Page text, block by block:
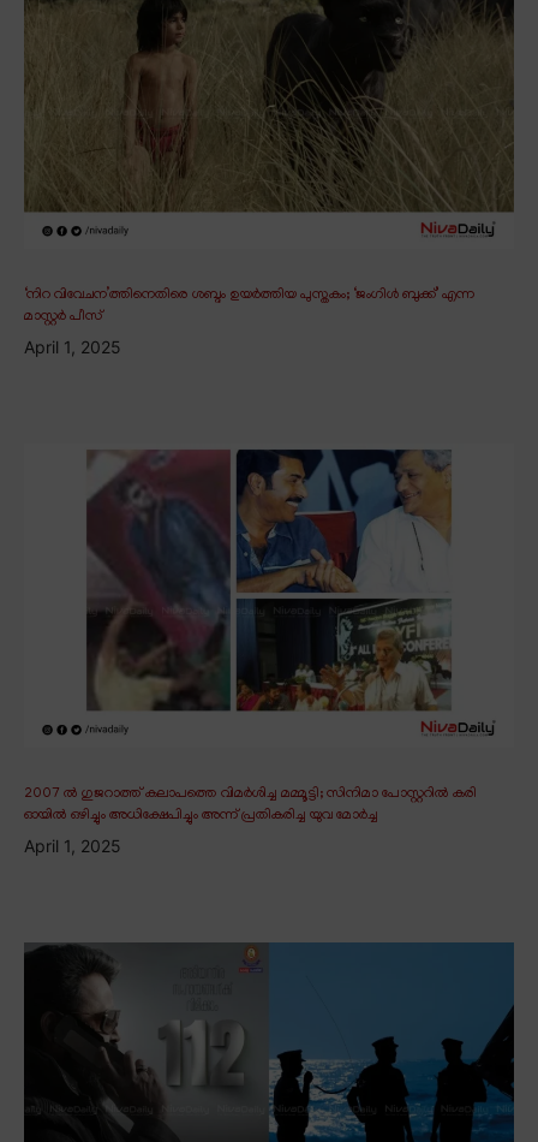
‘നിറ വിവേചന’ത്തിനെതിരെ ശബ്ദം ഉയർത്തിയ പുസ്തകം; ‘ജംഗിൾ ബുക്ക്’ എന്ന
മാസ്റ്റർ പീസ്
April 1, 2025
2007 ൽ ഗുജറാത്ത് കലാപത്തെ വിമർശിച്ച മമ്മൂട്ടി; സിനിമാ പോസ്റ്ററിൽ കരി
ഓയിൽ ഒഴിച്ചും അധിക്ഷേപിച്ചും അന്ന് പ്രതികരിച്ച യുവ മോർച്ച
April 1, 2025